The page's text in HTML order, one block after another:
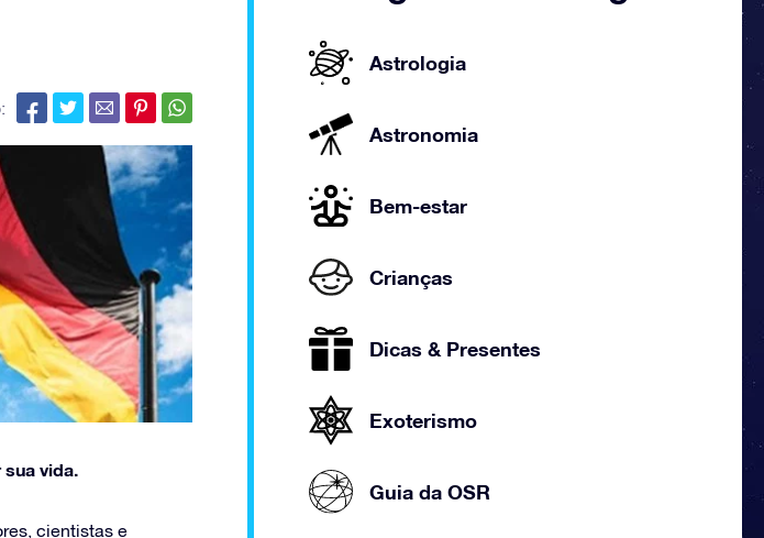
vida.
cientistas e
Astrologia
Astronomia
Bem-estar
Crianças
Dicas & Presentes
Exoterismo
Guia da OSR